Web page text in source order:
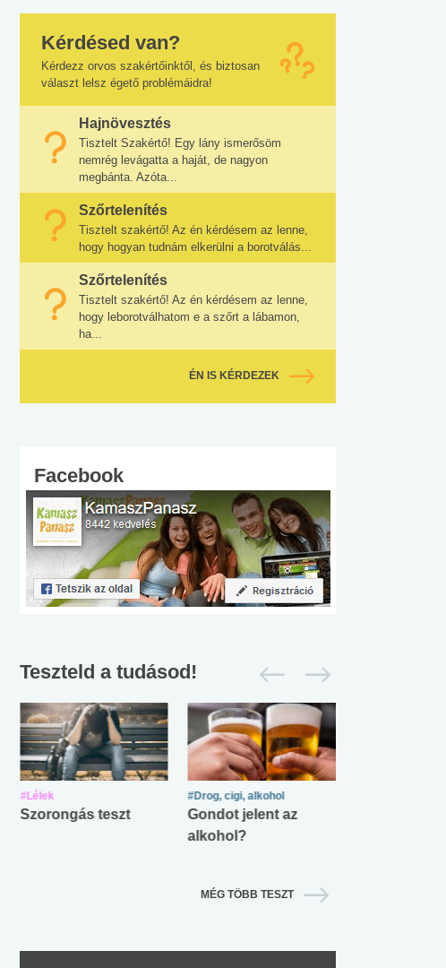
Kérdésed van?
Kérdezz orvos szakértőinktől, és biztosan
választ lelsz égető problémáidra!
Hajnövesztés
Tisztelt Szakértő! Egy lány ismerősöm
nemrég levágatta a haját, de nagyon
megbánta. Azóta...
Szőrtelenítés
Tisztelt szakértő! Az én kérdésem az lenne,
hogy hogyan tudnám elkerülni a borotválás...
Szőrtelenítés
Tisztelt szakértő! Az én kérdésem az lenne,
hogy leborotválhatom e a szőrt a lábamon,
ha...
ÉN IS KÉRDEZEK
Facebook
Teszteld a tudásod!
#Lélek
Szorongás teszt
#Drog, cigi, alkohol
Gondot jelent az
alkohol?
MÉG TÖBB TESZT